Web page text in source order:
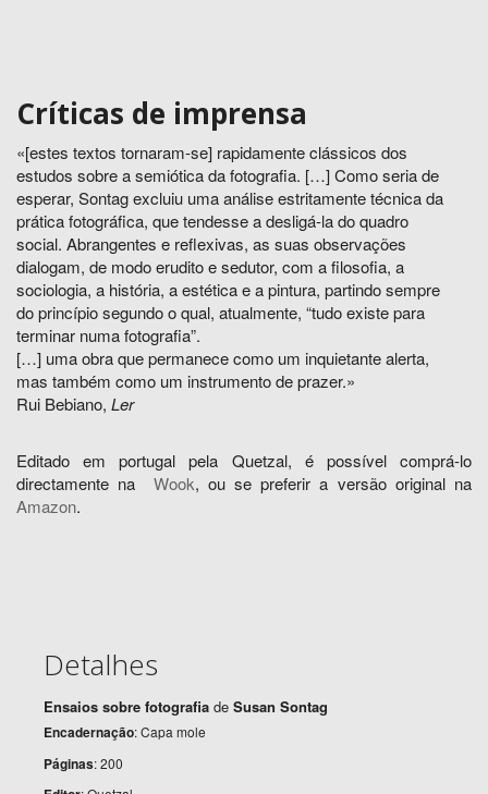
Críticas de imprensa
«[estes textos tornaram-se] rapidamente clássicos dos
estudos sobre a semiótica da fotografia. […] Como seria de
esperar, Sontag excluiu uma análise estritamente técnica da
prática fotográfica, que tendesse a desligá-la do quadro
social. Abrangentes e reflexivas, as suas observações
dialogam, de modo erudito e sedutor, com a filosofia, a
sociologia, a história, a estética e a pintura, partindo sempre
do princípio segundo o qual, atualmente, “tudo existe para
terminar numa fotografia”.
[…] uma obra que permanece como um inquietante alerta,
mas também como um instrumento de prazer.»
Rui Bebiano, Ler
Editado em portugal pela Quetzal, é possível comprá-lo
directamente na Wook, ou se preferir a versão original na
Amazon.
Detalhes
Ensaios sobre fotografia de Susan Sontag
Encadernação: Capa mole
Páginas: 200